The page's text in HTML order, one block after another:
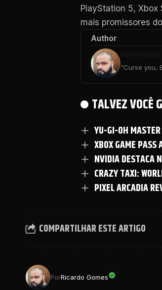
PlayStation 5, Xbox
mais promissores
Author
"Curse you,
TALVEZ VOCÊ
YU-GI-OH
XBOX GAME PASS
NVIDIA DESTACA
CRAZY TAXI:
PIXEL ARCADIA
COMPARTILHAR ESTE ARTIGO
PorRicardo Gomes